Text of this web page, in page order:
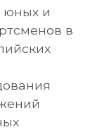
юных и
в